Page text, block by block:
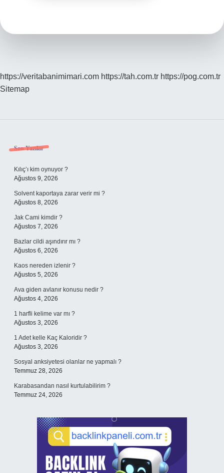
https://veritabanimimari.com https://tah.com.tr https://pog.com.tr
Sitemap
Sidebar
Son Yazılar
Kılıç’ı kim oynuyor ?
Ağustos 9, 2026
Solvent kaportaya zarar verir mi ?
Ağustos 8, 2026
Jak Cami kimdir ?
Ağustos 7, 2026
Bazlar cildi aşındırır mı ?
Ağustos 6, 2026
Kaos nereden izlenir ?
Ağustos 5, 2026
Ava giden avlanır konusu nedir ?
Ağustos 4, 2026
1 harfli kelime var mı ?
Ağustos 3, 2026
1 Adet kelle Kaç Kaloridir ?
Ağustos 3, 2026
Sosyal anksiyetesi olanlar ne yapmalı ?
Temmuz 28, 2026
Karabasandan nasıl kurtulabilirim ?
Temmuz 24, 2026